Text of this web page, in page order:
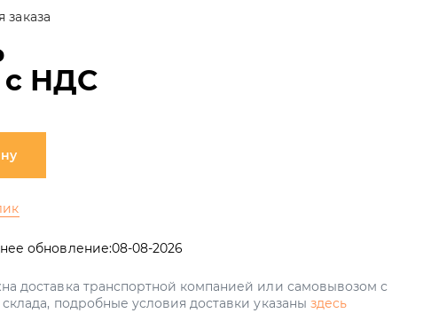
заказа
с НДС
обновление:08-08-2026
доставка транспортной компанией или самовывозом с
подробные условия доставки указаны здесь